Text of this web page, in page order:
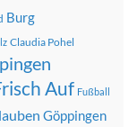
Burg
Claudia Pohel
Auf Fußball
Göppingen